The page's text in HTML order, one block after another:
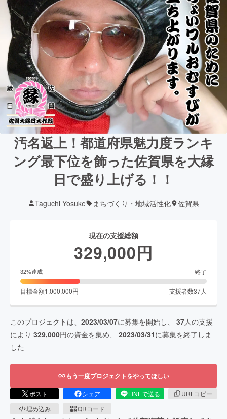
汚名返上！都道府県魅力度ランキ
ング最下位を飾った佐賀県を大縁
日で盛り上げる！！
Taguchi Yosuke まちづくり・地域活性化 佐賀県
現在の支援総額
329,000円
32%達成 終了
目標金額1,000,000円 支援者数37人
このプロジェクトは、 2023/03/07に募集を開始し、 37人の支援
により 329,000円の資金を集め、 2023/03/31に募集を終了しま
した
もう一度プロジェクトをやってほしい
ポスト シェア LINEで送る
URLコピー
埋め込み
QRコード